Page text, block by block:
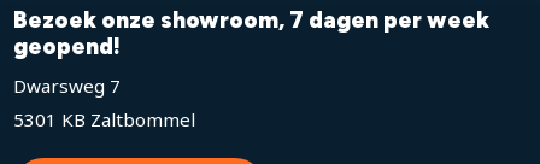
Bezoek onze showroom, 7 dagen per week
geopend!
Dwarsweg 7
5301 KB Zaltbommel